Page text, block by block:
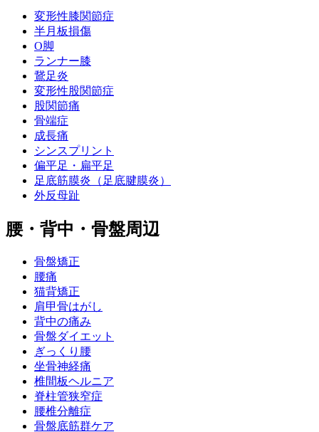
変形性膝関節症
半月板損傷
O脚
ランナー膝
鵞足炎
変形性股関節症
股関節痛
骨端症
成長痛
シンスプリント
偏平足・扁平足
足底筋膜炎（足底腱膜炎）
外反母趾
腰・背中・骨盤周辺
骨盤矯正
腰痛
猫背矯正
肩甲骨はがし
背中の痛み
骨盤ダイエット
ぎっくり腰
坐骨神経痛
椎間板ヘルニア
脊柱管狭窄症
腰椎分離症
骨盤底筋群ケア